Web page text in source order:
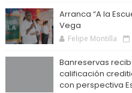
Arranca “A la
Vega
Felipe Montilla
Banreservas
calificación
con perspectiva